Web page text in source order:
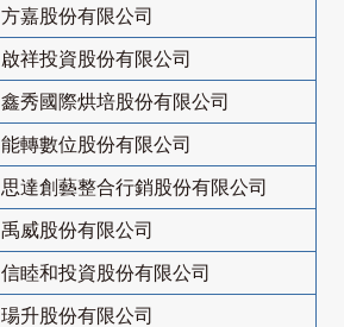
方嘉股份有限公司
啟祥投資股份有限公司
鑫秀國際烘培股份有限公司
能轉數位股份有限公司
思達創藝整合行銷股份有限公司
禹威股份有限公司
信睦和投資股份有限公司
瑒升股份有限公司